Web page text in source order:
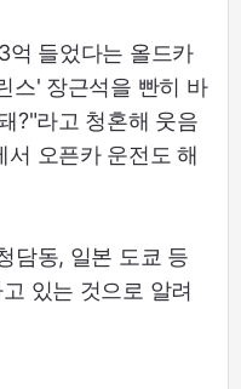
억 들었다는 올드카
스' 장근석을 빤히 바
?"라고 청혼해 웃음
서 오픈카 운전도 해
담동, 일본 도쿄 등
있는 것으로 알려